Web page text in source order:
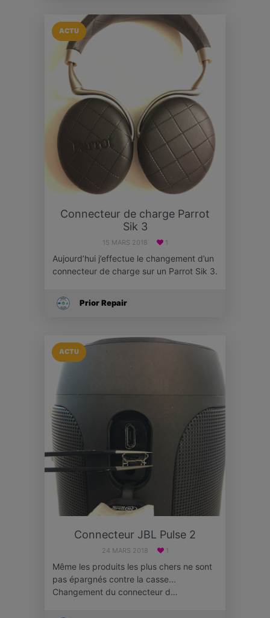
ACTU
Connecteur de charge Parrot
Sik 3
15 MARS 2018 1
Aujourd’hui j’effectue le changement d’un
connecteur de charge sur un Parrot Sik 3.
Prior Repair
ACTU
Connecteur JBL Pulse 2
24 MARS 2018 1
Même les produits les plus chers ne sont
pas épargnés contre la casse...
Changement du connecteur d…